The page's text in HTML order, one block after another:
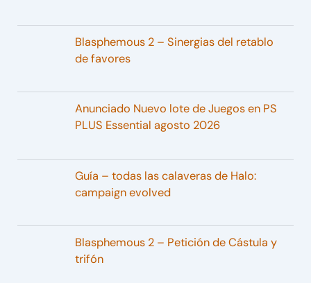
Blasphemous 2 – Sinergias del retablo
de favores
Anunciado Nuevo lote de Juegos en PS
PLUS Essential agosto 2026
Guía – todas las calaveras de Halo:
campaign evolved
Blasphemous 2 – Petición de Cástula y
trifón